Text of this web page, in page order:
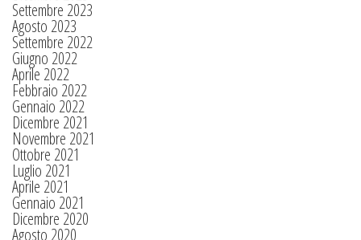
Settembre 2023
Agosto 2023
Settembre 2022
Giugno 2022
Aprile 2022
Febbraio 2022
Gennaio 2022
Dicembre 2021
Novembre 2021
Ottobre 2021
Luglio 2021
Aprile 2021
Gennaio 2021
Dicembre 2020
Agosto 2020